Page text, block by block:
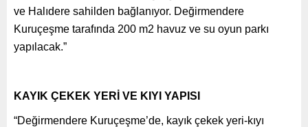
ve Halıdere sahilden bağlanıyor. Değirmendere
Kuruçeşme tarafında 200 m2 havuz ve su oyun parkı
yapılacak.”
KAYIK ÇEKEK YERİ VE KIYI YAPISI
“Değirmendere Kuruçeşme’de, kayık çekek yeri-kıyı